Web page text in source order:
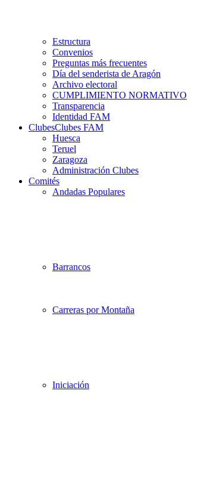
Estructura
Convenios
Preguntas más frecuentes
Día del senderista de Aragón
Archivo electoral
CUMPLIMIENTO NORMATIVO
Transparencia
Identidad FAM
ClubesClubes FAM
Huesca
Teruel
Zaragoza
Administración Clubes
Comités
Andadas Populares
Barrancos
Carreras por Montaña
Iniciación